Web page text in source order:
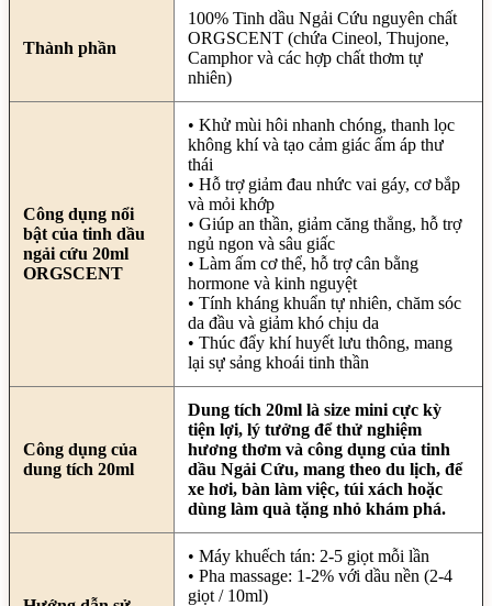
Thành phần
100% Tinh dầu Ngải Cứu nguyên chất
ORGSCENT (chứa Cineol, Thujone,
Camphor và các hợp chất thơm tự
nhiên)
Công dụng nổi
bật của tinh dầu
ngải cứu 20ml
ORGSCENT
• Khử mùi hôi nhanh chóng, thanh lọc
không khí và tạo cảm giác ấm áp thư
thái
• Hỗ trợ giảm đau nhức vai gáy, cơ bắp
và mỏi khớp
• Giúp an thần, giảm căng thẳng, hỗ trợ
ngủ ngon và sâu giấc
• Làm ấm cơ thể, hỗ trợ cân bằng
hormone và kinh nguyệt
• Tính kháng khuẩn tự nhiên, chăm sóc
da đầu và giảm khó chịu da
• Thúc đẩy khí huyết lưu thông, mang
lại sự sảng khoái tinh thần
Công dụng của
dung tích 20ml
Dung tích 20ml là size mini cực kỳ
tiện lợi, lý tưởng để thử nghiệm
hương thơm và công dụng của tinh
dầu Ngải Cứu, mang theo du lịch, để
xe hơi, bàn làm việc, túi xách hoặc
dùng làm quà tặng nhỏ khám phá.
• Máy khuếch tán: 2-5 giọt mỗi lần
• Pha massage: 1-2% với dầu nền (2-4
giọt / 10ml)